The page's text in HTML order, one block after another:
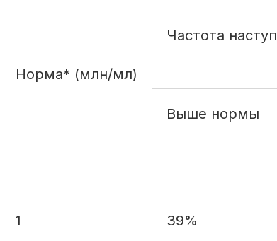
Норма* (млн/мл)
Частота
Выше нормы
1 39%